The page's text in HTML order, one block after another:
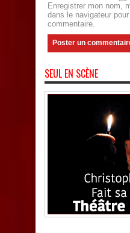
Enregistrer mon nom,
dans le navigateur
commentaire.
SEUL EN SCÈNE